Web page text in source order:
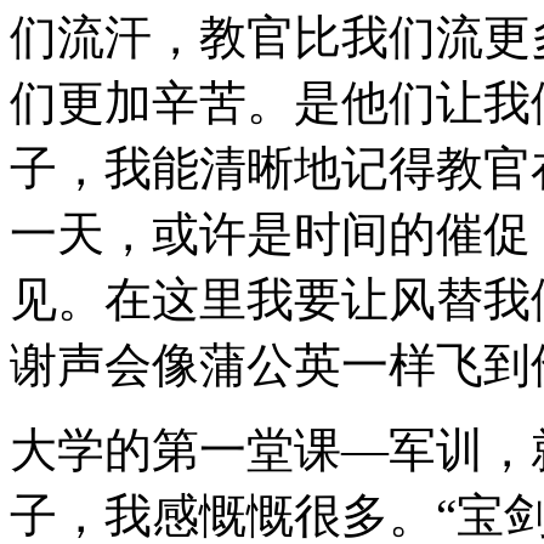
们流汗，教官比我们流
们更加辛苦。是他们让
子，我能清晰地记得教
一天，或许是时间的催
见。在这里我要让风替
谢声会像蒲公英一样飞
大学的第一堂课—军训，
子，我感慨慨很多。“宝